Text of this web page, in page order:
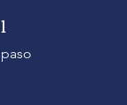
1
paso